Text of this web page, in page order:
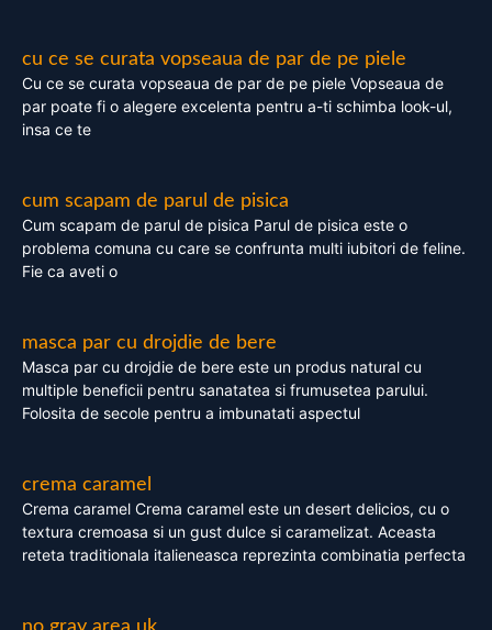
cu ce se curata vopseaua de par de pe piele
Cu ce se curata vopseaua de par de pe piele Vopseaua de
par poate fi o alegere excelenta pentru a-ti schimba look-ul,
insa ce te
cum scapam de parul de pisica
Cum scapam de parul de pisica Parul de pisica este o
problema comuna cu care se confrunta multi iubitori de feline.
Fie ca aveti o
masca par cu drojdie de bere
Masca par cu drojdie de bere este un produs natural cu
multiple beneficii pentru sanatatea si frumusetea parului.
Folosita de secole pentru a imbunatati aspectul
crema caramel
Crema caramel Crema caramel este un desert delicios, cu o
textura cremoasa si un gust dulce si caramelizat. Aceasta
reteta traditionala italieneasca reprezinta combinatia perfecta